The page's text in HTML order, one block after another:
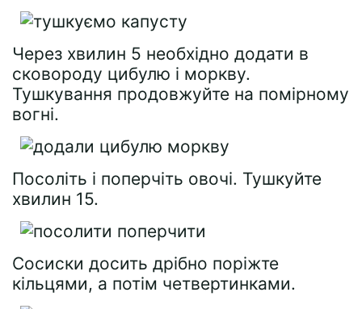
Через хвилин 5 необхідно додати в
сковороду цибулю і моркву.
Тушкування продовжуйте на помірному
вогні.
Посоліть і поперчіть овочі. Тушкуйте
хвилин 15.
Сосиски досить дрібно поріжте
кільцями, а потім четвертинками.